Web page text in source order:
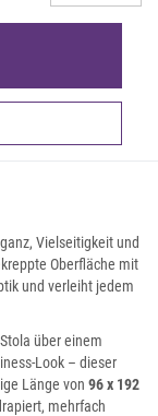
Vielseitigkeit und
Oberfläche mit
und verleiht jedem
über einem
Look – dieser
Länge von 96 x 192
mehrfach